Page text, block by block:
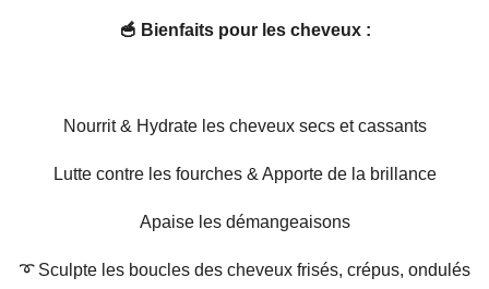
🥣 Bienfaits pour les cheveux :
Nourrit & Hydrate les cheveux secs et cassants
Lutte contre les fourches & Apporte de la brillance
Apaise les démangeaisons
➰ Sculpte les boucles des cheveux frisés, crépus, ondulés